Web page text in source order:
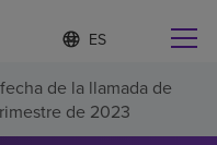
Lista
de
idiomas
contraída
d
o
m
a
cerca de usted
de la llamada de
de 2023